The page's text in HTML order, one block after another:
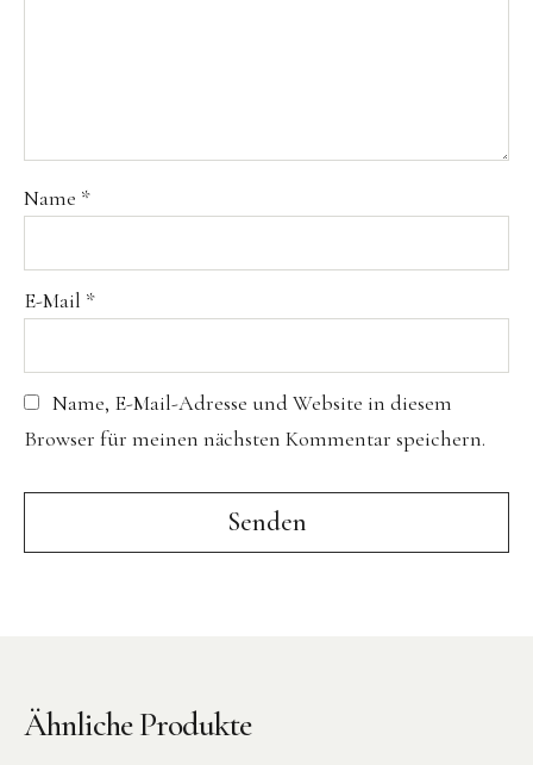
Name *
E-Mail *
Name, E-Mail-Adresse und Website in diesem
Browser für meinen nächsten Kommentar speichern.
Ähnliche Produkte